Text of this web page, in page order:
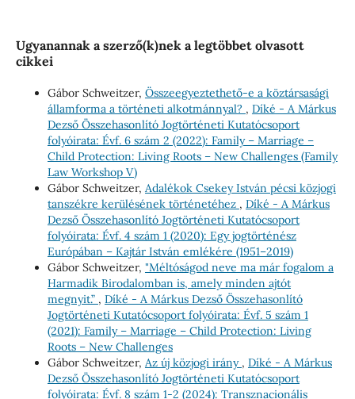
Ugyanannak a szerző(k)nek a legtöbbet olvasott
cikkei
Gábor Schweitzer, Összeegyeztethető-e a köztársasági
államforma a történeti alkotmánnyal? , Díké - A Márkus
Dezső Összehasonlító Jogtörténeti Kutatócsoport
folyóirata: Évf. 6 szám 2 (2022): Family – Marriage –
Child Protection: Living Roots – New Challenges (Family
Law Workshop V)
Gábor Schweitzer, Adalékok Csekey István pécsi közjogi
tanszékre kerülésének történetéhez , Díké - A Márkus
Dezső Összehasonlító Jogtörténeti Kutatócsoport
folyóirata: Évf. 4 szám 1 (2020): Egy jogtörténész
Európában – Kajtár István emlékére (1951–2019)
Gábor Schweitzer, "Méltóságod neve ma már fogalom a
Harmadik Birodalomban is, amely minden ajtót
megnyit.” , Díké - A Márkus Dezső Összehasonlító
Jogtörténeti Kutatócsoport folyóirata: Évf. 5 szám 1
(2021): Family – Marriage – Child Protection: Living
Roots – New Challenges
Gábor Schweitzer, Az új közjogi irány , Díké - A Márkus
Dezső Összehasonlító Jogtörténeti Kutatócsoport
folyóirata: Évf. 8 szám 1-2 (2024): Transznacionális